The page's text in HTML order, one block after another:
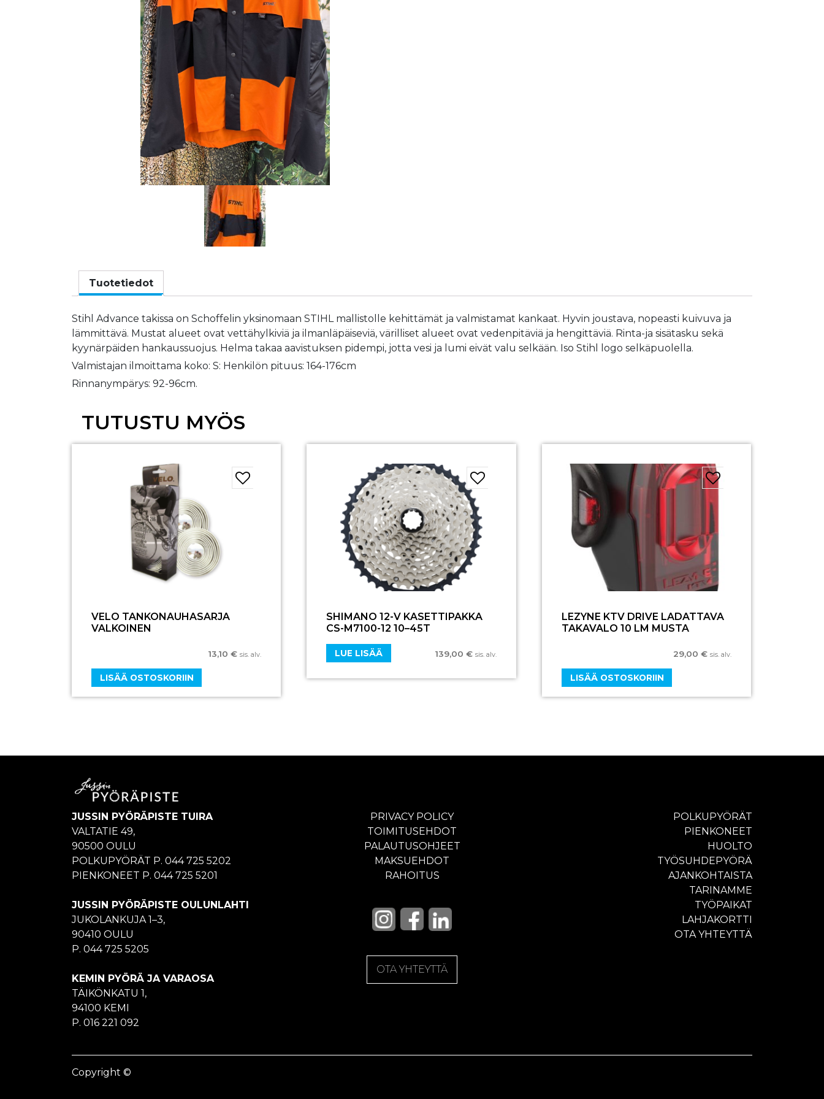
Tuotetiedot
Stihl Advance takissa on Schoffelin yksinomaan STIHL mallistolle kehittämät ja valmistamat kankaat. Hyvin joustava, nopeasti kuivuva ja
lämmittävä. Mustat alueet ovat vettähylkiviä ja ilmanläpäiseviä, värilliset alueet ovat vedenpitäviä ja hengittäviä. Rinta-ja sisätasku sekä
kyynärpäiden hankaussuojus. Helma takaa aavistuksen pidempi, jotta vesi ja lumi eivät valu selkään. Iso Stihl logo selkäpuolella.
Valmistajan ilmoittama koko: S: Henkilön pituus: 164-176cm
Rinnanympärys: 92-96cm.
TUTUSTU MYÖS
VELO TANKONAUHASARJA
VALKOINEN
13,10€ sis. alv.
LISÄÄ OSTOSKORIIN
SHIMANO 12-V KASETTIPAKKA
CS-M7100-12 10–45T
139,00 € sis. alv.
LUE LISÄÄ
LEZYNE KTV DRIVE LADATTAVA
TAKAVALO 10 LM MUSTA
29,00€ sis. alv.
LISÄÄ OSTOSKORIIN
JUSSIN PYÖRÄPISTE TUIRA
VALTATIE 49,
90500 OULU
POLKUPYÖRÄT P. 044 725 5202
PIENKONEET P. 044 725 5201
JUSSIN PYÖRÄPISTE OULUNLAHTI
JUKOLANKUJA 1–3,
90410 OULU
P. 044 725 5205
KEMIN PYÖRÄ JA VARAOSA
TÄIKÖNKATU 1,
94100 KEMI
P. 016 221 092
PRIVACY POLICY
TOIMITUSEHDOT
PALAUTUSOHJEET
MAKSUEHDOT
RAHOITUS
OTA YHTEYTTÄ
POLKUPYÖRÄT
PIENKONEET
HUOLTO
TYÖSUHDEPYÖRÄ
AJANKOHTAISTA
TARINAMME
TYÖPAIKAT
LAHJAKORTTI
OTA YHTEYTTÄ
Copyright ©